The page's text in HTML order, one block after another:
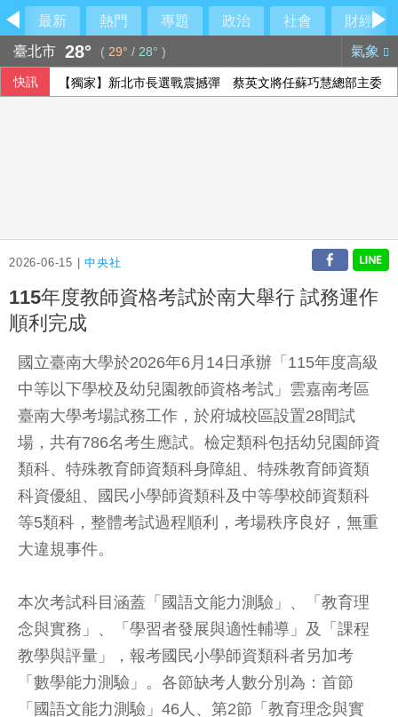
最新 熱門 專題 政治 社會
財經
臺北市 28° ( 29° / 28° ) 氣象
快訊 【獨家】新北市長選戰震撼彈 蔡英文將任蘇巧慧總部主委
2026-06-15 |中央社
115年度教師資格考試於南大舉行 試務運作
順利完成
國立臺南大學於2026年6月14日承辦「115年度高級
中等以下學校及幼兒園教師資格考試」雲嘉南考區
臺南大學考場試務工作，於府城校區設置28間試
場，共有786名考生應試。檢定類科包括幼兒園師資
類科、特殊教育師資類科身障組、特殊教育師資類
科資優組、國民小學師資類科及中等學校師資類科
等5類科，整體考試過程順利，考場秩序良好，無重
大違規事件。
本次考試科目涵蓋「國語文能力測驗」、「教育理
念與實務」、「學習者發展與適性輔導」及「課程
教學與評量」，報考國民小學師資類科者另加考
「數學能力測驗」。各節缺考人數分別為：首節
「國語文能力測驗」46人、第2節「教育理念與實